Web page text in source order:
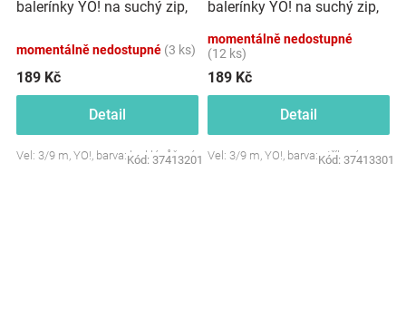
balerínky YO! na suchý zip,
momentálně nedostupné (3 ks)
189 Kč
Detail
Vel: 3/9 m, YO!, barva: lesklá růžová
Kód: 37413201
balerínky YO! na suchý zip,
momentálně nedostupné
(12 ks)
189 Kč
Detail
Vel: 3/9 m, YO!, barva: stříbrná
Kód: 37413301